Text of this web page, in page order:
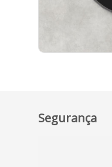
Segurança